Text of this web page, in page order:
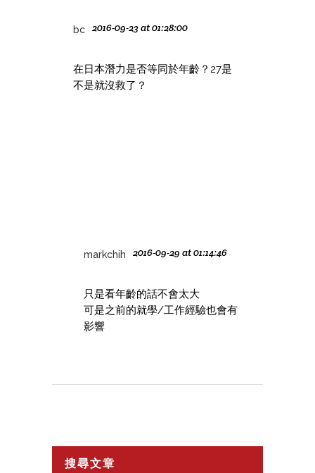
bc 2016-09-23 at 01:28:00
在日本潛力是否等同於年齡？27是
不是就沒救了？
markchih 2016-09-29 at 01:14:46
只是看年齡的話不會太大
可是之前的就學/工作經驗也會有
影響
搜尋文章